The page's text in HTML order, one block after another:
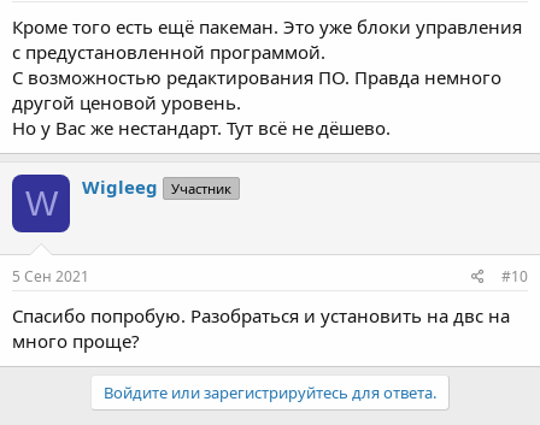
Кроме того есть ещё пакеман. Это уже блоки управления
с предустановленной программой.
С возможностью редактирования ПО. Правда немного
другой ценовой уровень.
Но у Вас же нестандарт. Тут всё не дёшево.
W Wigleeg Участник
5 Сен 2021 #10
Спасибо попробую. Разобраться и установить на двс на
много проще?
Войдите или зарегистрируйтесь для ответа.